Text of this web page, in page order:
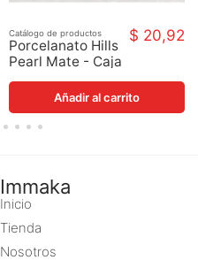
Catálogo de productos
Porcelanato Hills
Pearl Mate - Caja
$ 20,92
Añadir al carrito
Immaka
Inicio
Tienda
Nosotros